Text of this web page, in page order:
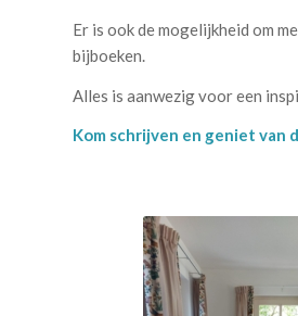
Er is ook de mogelijkheid om
bijboeken.
Alles is aanwezig voor een
Kom schrijven en geniet van